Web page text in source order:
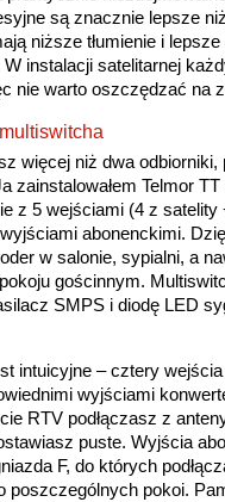
są znacznie lepsze
niższe tłumienie i
instalacji satelitarnej
nie warto oszczędzać na
więcej niż dwa odbiorniki,
zainstalowałem Telmor
z 5 wejściami (4 z satelity
abonenckimi.
w salonie, sypialni, a
gościnnym.
SMPS i diodę LED
intuicyjne – cztery
wyjściami
RTV podłączasz z
puste. Wyjścia
F, do których
poszczególnych pokoi.